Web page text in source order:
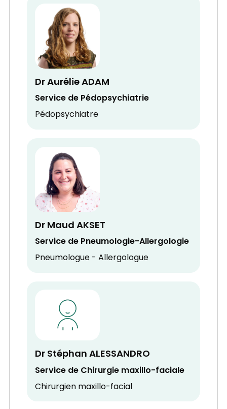
Dr Aurélie ADAM
Service de Pédopsychiatrie
Pédopsychiatre
Dr Maud AKSET
Service de Pneumologie-Allergologie
Pneumologue - Allergologue
Dr Stéphan ALESSANDRO
Service de Chirurgie maxillo-faciale
Chirurgien maxillo-facial